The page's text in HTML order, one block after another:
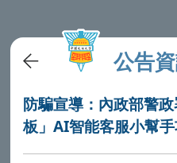
公告
防騙宣導：內政部警
板」AI智能客服小幫